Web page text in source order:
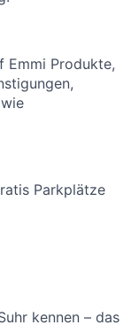
Emmi Produkte,
Parkplätze
kennen – das